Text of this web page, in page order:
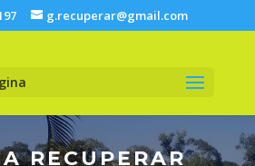
g.recuperar@gmail.com
RECUPERAR